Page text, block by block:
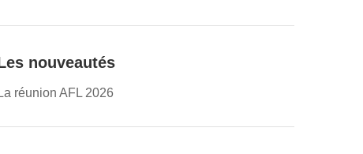
nouveautés
La réunion AFL 2026